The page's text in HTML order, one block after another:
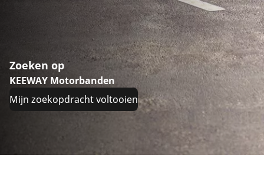
Zoeken op
KEEWAY Motorbanden
Mijn zoekopdracht voltooien